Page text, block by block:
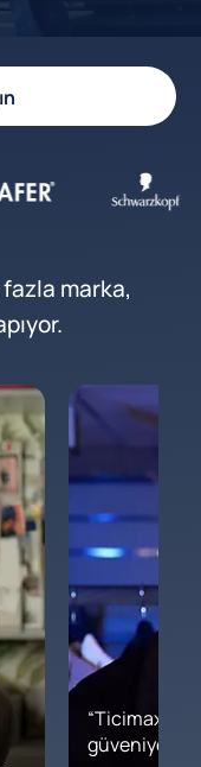
marka,
“Ticimax'a